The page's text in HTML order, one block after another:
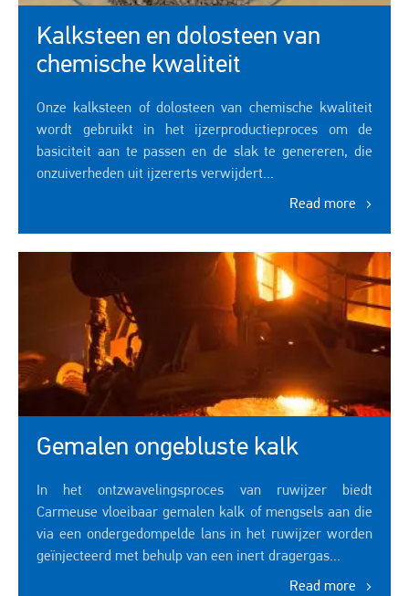
Kalksteen en dolosteen van
chemische kwaliteit
Onze kalksteen of dolosteen van chemische kwaliteit
wordt gebruikt in het ijzerproductieproces om de
basiciteit aan te passen en de slak te genereren, die
onzuiverheden uit ijzererts verwijdert...
Read more
Gemalen ongebluste kalk
In het ontzwavelingsproces van ruwijzer biedt
Carmeuse vloeibaar gemalen kalk of mengsels aan die
via een ondergedompelde lans in het ruwijzer worden
geïnjecteerd met behulp van een inert dragergas...
Read more